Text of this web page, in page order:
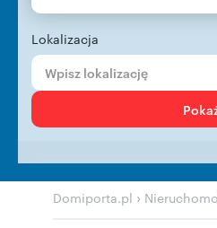
Lokalizacja
Domiporta.pl ›